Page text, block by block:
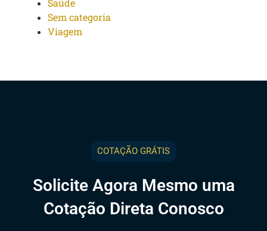
Saúde
Sem categoria
Viagem
COTAÇÃO GRÁTIS
Solicite Agora Mesmo uma
Cotação Direta Conosco